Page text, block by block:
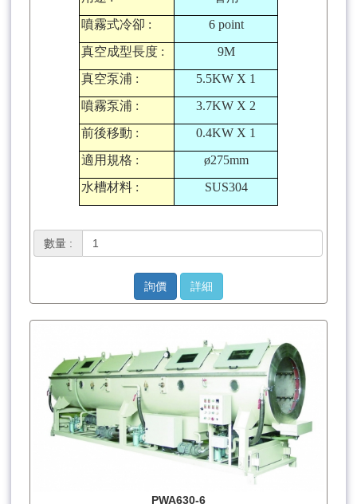
噴霧式冷卻 :
6 point
真空成型長度 :
9M
真空泵浦 :
5.5KW X 1
噴霧泵浦 :
3.7KW X 2
前後移動 :
0.4KW X 1
適用規格 :
ø275mm
水槽材料 : SUS304
數量 :
詢價 詳細
PWA630-6